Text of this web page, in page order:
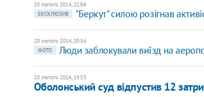
20 лютого 2014, 21:04
ЕКСКЛЮЗИВ
"Беркут" силою розігнав
20 лютого 2014, 20:54
ФОТО
Люди заблокували виїзд на
20 лютого 2014, 19:53
Оболонський суд відпустив 12